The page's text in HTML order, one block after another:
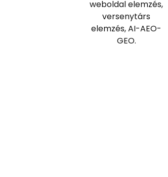
weboldal elemzés,
versenytárs
elemzés, AI-AEO-
GEO.